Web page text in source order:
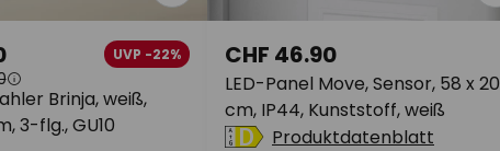
Brinja, weiß,
3-flg., GU10
UVP -22%
LED-Panel Move, Sensor, 58 x 20
cm, IP44, Kunststoff, weiß
CHF 46.90
Produktdatenblatt